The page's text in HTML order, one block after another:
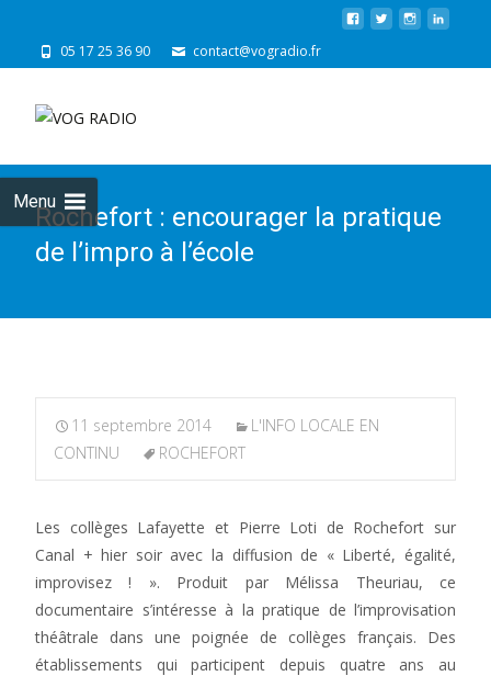
05 17 25 36 90 contact@vogradio.fr
Menu
Rochefort : encourager la pratique
de l’impro à l’école
11 septembre 2014
L'INFO LOCALE EN
CONTINU
ROCHEFORT
Les collèges Lafayette et Pierre Loti de Rochefort sur
Canal + hier soir avec la diffusion de « Liberté, égalité,
improvisez ! ». Produit par Mélissa Theuriau, ce
documentaire s’intéresse à la pratique de l’improvisation
théâtrale dans une poignée de collèges français. Des
établissements qui participent depuis quatre ans au